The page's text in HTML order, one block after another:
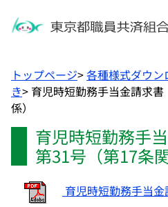
トップページ>各種様式ダウン
き> 育児時短勤務手当金請求
係）
育児時短勤務手
第31号（第17条関
育児時短勤務手当